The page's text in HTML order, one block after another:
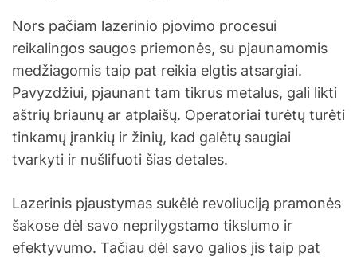
Nors pačiam lazerinio pjovimo procesui
reikalingos saugos priemonės, su pjaunamomis
medžiagomis taip pat reikia elgtis atsargiai.
Pavyzdžiui, pjaunant tam tikrus metalus, gali likti
aštrių briaunų ar atplaišų. Operatoriai turėtų turėti
tinkamų įrankių ir žinių, kad galėtų saugiai
tvarkyti ir nušlifuoti šias detales.
Lazerinis pjaustymas sukėlė revoliuciją pramonės
šakose dėl savo neprilygstamo tikslumo ir
efektyvumo. Tačiau dėl savo galios jis taip pat